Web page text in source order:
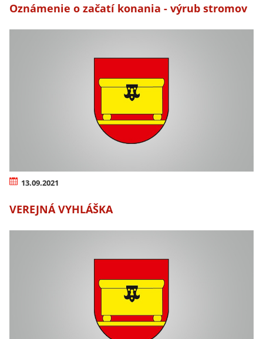
Oznámenie o začatí konania - výrub stromov
13.09.2021
VEREJNÁ VYHLÁŠKA